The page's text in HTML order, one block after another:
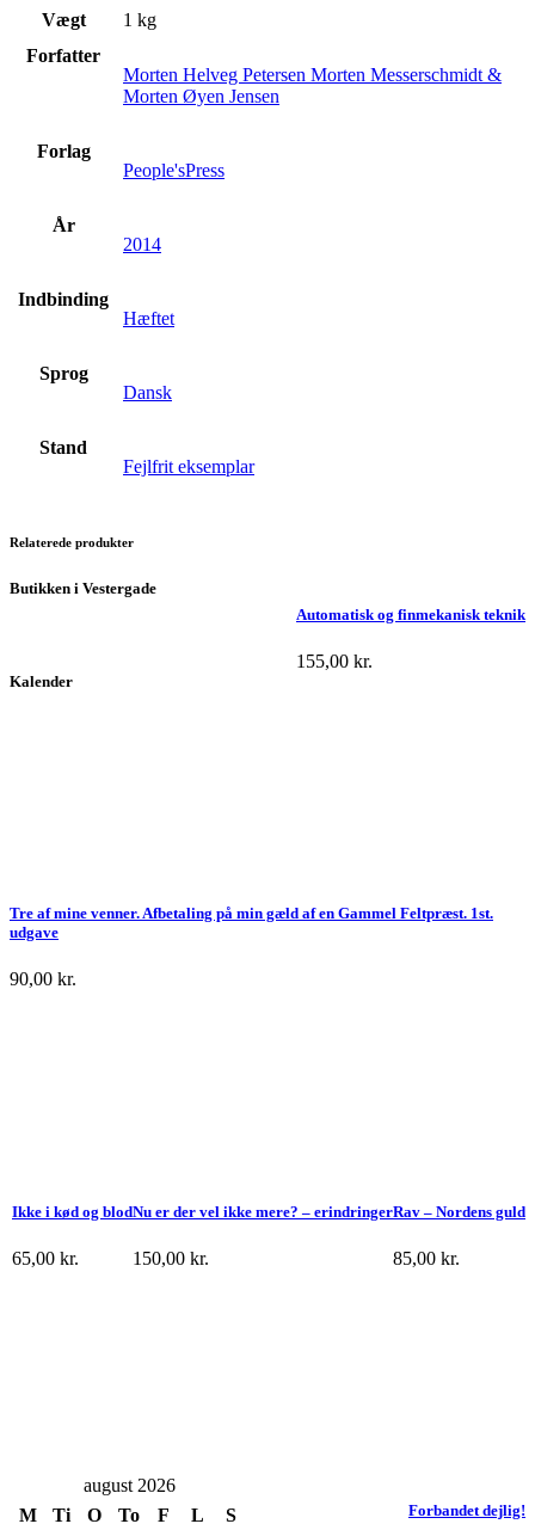
Vægt
1 kg
Forfatter
Morten Helveg Petersen Morten Messerschmidt &
Morten Øyen Jensen
Forlag
People'sPress
År
2014
Indbinding
Hæftet
Sprog
Dansk
Stand
Fejlfrit eksemplar
Relaterede produkter
Automatisk og finmekanisk teknik
155,00 kr.
Tre af mine venner. Afbetaling på min gæld af en Gammel Feltpræst. 1st.
udgave
90,00 kr.
Rav – Nordens guld
85,00 kr.
Nu er der vel ikke mere? – erindringer
150,00 kr.
Ikke i kød og blod
65,00 kr.
Forbandet dejlig!
Butikken i Vestergade
Kalender
august 2026
M
Ti O To F L
S